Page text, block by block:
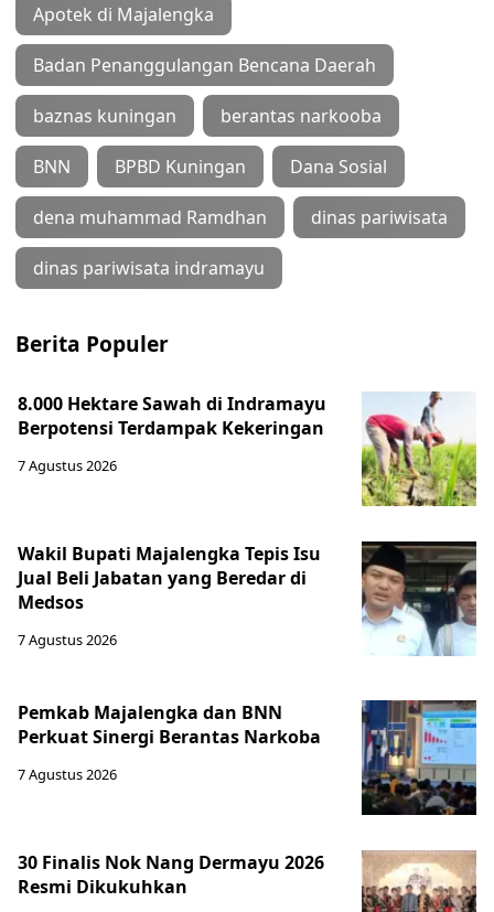
Apotek di Majalengka
Badan Penanggulangan Bencana Daerah
baznas kuningan berantas narkooba
BNN BPBD Kuningan Dana Sosial
dena muhammad Ramdhan dinas pariwisata
dinas pariwisata indramayu
Berita Populer
8.000 Hektare Sawah di Indramayu
Berpotensi Terdampak Kekeringan
7 Agustus 2026
Wakil Bupati Majalengka Tepis Isu
Jual Beli Jabatan yang Beredar di
Medsos
7 Agustus 2026
Pemkab Majalengka dan BNN
Perkuat Sinergi Berantas Narkoba
7 Agustus 2026
30 Finalis Nok Nang Dermayu 2026
Resmi Dikukuhkan